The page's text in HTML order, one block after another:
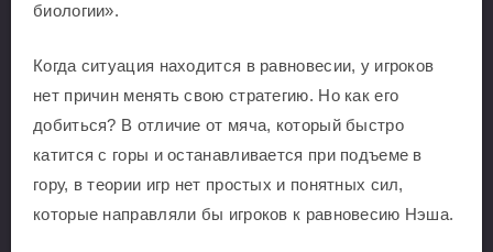
биологии».
Когда ситуация находится в равновесии, у игроков
нет причин менять свою стратегию. Но как его
добиться? В отличие от мяча, который быстро
катится с горы и останавливается при подъеме в
гору, в теории игр нет простых и понятных сил,
которые направляли бы игроков к равновесию Нэша.